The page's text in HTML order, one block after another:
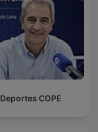
Deportes COPE